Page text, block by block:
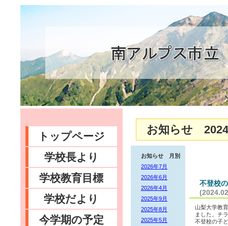
トップページ
学校長より
学校教育目標
学校だより
今学期の予定
お知らせ
お知らせ 月別
2026年7月
2026年6月
2026年4月
2025年9月
2025年8月
2025年5月
不登校
山梨大学教
ました。チ
不登校の子